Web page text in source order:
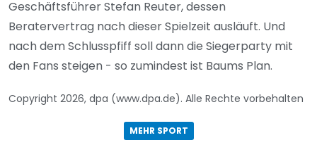
Geschäftsführer Stefan Reuter, dessen
Beratervertrag nach dieser Spielzeit ausläuft. Und
nach dem Schlusspfiff soll dann die Siegerparty mit
den Fans steigen - so zumindest ist Baums Plan.
Copyright 2026, dpa (www.dpa.de). Alle Rechte vorbehalten
MEHR SPORT